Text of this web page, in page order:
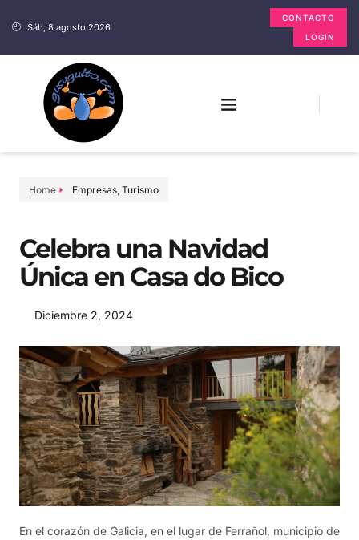
Sáb, 8 agosto 2026
CONTACTO
LOGIN
Home Empresas, Turismo
Celebra una Navidad
Única en Casa do Bico
Diciembre 2, 2024
En el corazón de Galicia, en el lugar de Ferrañol, municipio de